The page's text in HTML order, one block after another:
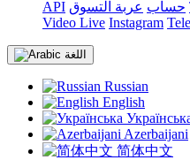
API حساب عربة التسوق
Video Live Instagram
اللغة
Russian
English
Azerbaijani
简体中文